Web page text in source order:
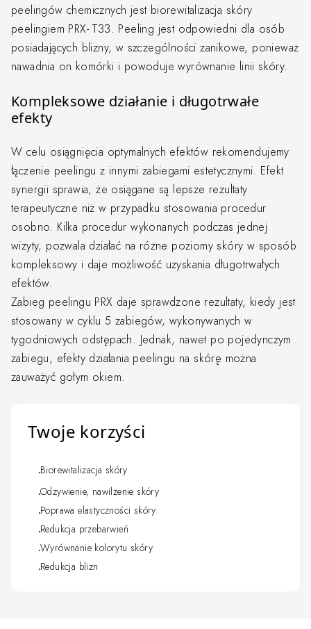
peelingów chemicznych jest biorewitalizacja skóry
peelingiem PRX- T33. Peeling jest odpowiedni dla osób
posiadających blizny, w szczególności zanikowe, ponieważ
nawadnia on komórki i powoduje wyrównanie linii skóry.
Kompleksowe działanie i długotrwałe
efekty
W celu osiągnięcia optymalnych efektów rekomendujemy
łączenie peelingu z innymi zabiegami estetycznymi. Efekt
synergii sprawia, że osiągane są lepsze rezultaty
terapeutyczne niż w przypadku stosowania procedur
osobno. Kilka procedur wykonanych podczas jednej
wizyty, pozwala działać na różne poziomy skóry w sposób
kompleksowy i daje możliwość uzyskania długotrwałych
efektów.
Zabieg peelingu PRX daje sprawdzone rezultaty, kiedy jest
stosowany w cyklu 5 zabiegów, wykonywanych w
tygodniowych odstępach. Jednak, nawet po pojedynczym
zabiegu, efekty działania peelingu na skórę można
zauważyć gołym okiem.
Twoje korzyści
Biorewitalizacja skóry
Odżywienie, nawilżenie skóry
Poprawa elastyczności skóry
Redukcja przebarwień
Wyrównanie kolorytu skóry
Redukcja blizn